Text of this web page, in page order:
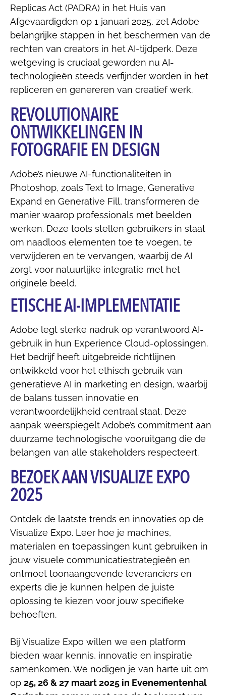
Replicas Act (PADRA) in het Huis van
Afgevaardigden op 1 januari 2025, zet Adobe
belangrijke stappen in het beschermen van de
rechten van creators in het AI-tijdperk. Deze
wetgeving is cruciaal geworden nu AI-
technologieën steeds verfijnder worden in het
repliceren en genereren van creatief werk.
REVOLUTIONAIRE
ONTWIKKELINGEN IN
FOTOGRAFIE EN DESIGN
Adobe’s nieuwe AI-functionaliteiten in
Photoshop, zoals Text to Image, Generative
Expand en Generative Fill, transformeren de
manier waarop professionals met beelden
werken. Deze tools stellen gebruikers in staat
om naadloos elementen toe te voegen, te
verwijderen en te vervangen, waarbij de AI
zorgt voor natuurlijke integratie met het
originele beeld.
ETISCHE AI-IMPLEMENTATIE
Adobe legt sterke nadruk op verantwoord AI-
gebruik in hun Experience Cloud-oplossingen.
Het bedrijf heeft uitgebreide richtlijnen
ontwikkeld voor het ethisch gebruik van
generatieve AI in marketing en design, waarbij
de balans tussen innovatie en
verantwoordelijkheid centraal staat. Deze
aanpak weerspiegelt Adobe’s commitment aan
duurzame technologische vooruitgang die de
belangen van alle stakeholders respecteert.
BEZOEK AAN VISUALIZE EXPO
2025
Ontdek de laatste trends en innovaties op de
Visualize Expo. Leer hoe je machines,
materialen en toepassingen kunt gebruiken in
jouw visuele communicatiestrategieën en
ontmoet toonaangevende leveranciers en
experts die je kunnen helpen de juiste
oplossing te kiezen voor jouw specifieke
behoeften.
Bij Visualize Expo willen we een platform
bieden waar kennis, innovatie en inspiratie
samenkomen. We nodigen je van harte uit om
op 25, 26 & 27 maart 2025 in Evenementenhal